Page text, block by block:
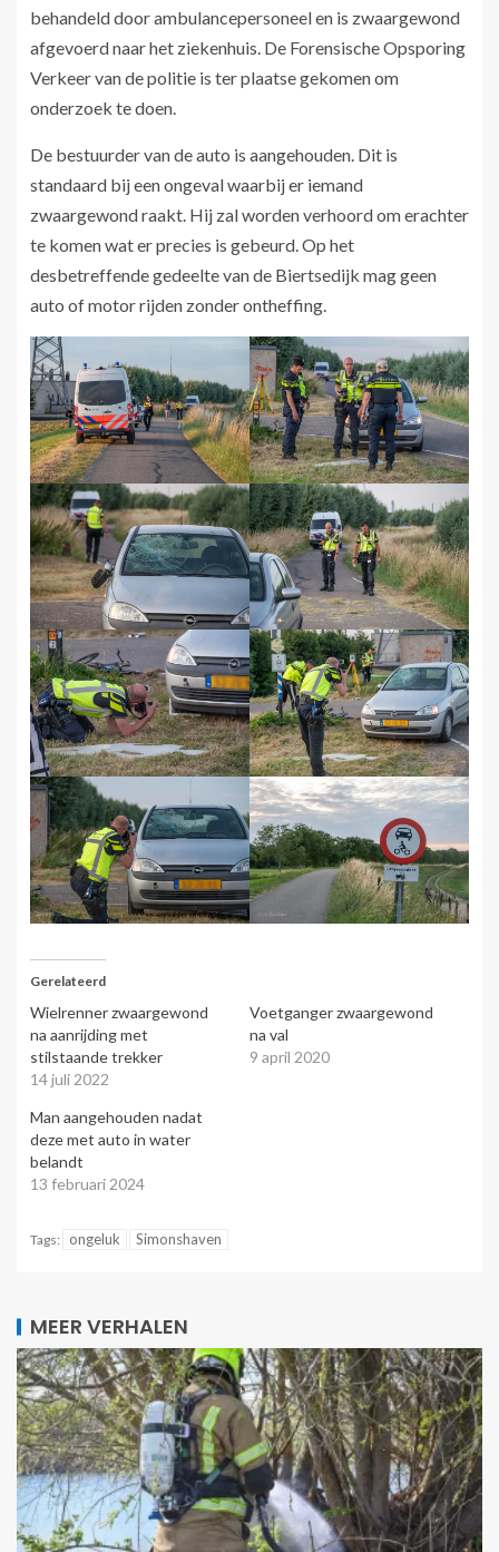
behandeld door ambulancepersoneel en is zwaargewond
afgevoerd naar het ziekenhuis. De Forensische Opsporing
Verkeer van de politie is ter plaatse gekomen om
onderzoek te doen.
De bestuurder van de auto is aangehouden. Dit is
standaard bij een ongeval waarbij er iemand
zwaargewond raakt. Hij zal worden verhoord om erachter
te komen wat er precies is gebeurd. Op het
desbetreffende gedeelte van de Biertsedijk mag geen
auto of motor rijden zonder ontheffing.
Gerelateerd
Wielrenner zwaargewond
na aanrijding met
stilstaande trekker
14 juli 2022
Voetganger zwaargewond
na val
9 april 2020
Man aangehouden nadat
deze met auto in water
belandt
13 februari 2024
Tags: ongeluk Simonshaven
MEER VERHALEN